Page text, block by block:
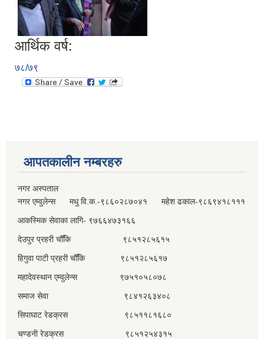
आर्थिक वर्ष:
७८/७९
आपतकालीन नम्बरहरु
नगर अस्पताल
नगर एम्वुलेन्स मधु वि.क.-९८६०२८७०४१ महेश ढकाल-९८६९४१८१११
आकस्मिक सेवाका लागि- ९७६६४७३१६६
देउपुर प्रहरी चौँकि ९८५१२८५६१५
हिगुवा पाटी प्रहरी चौँकि ९८५१२८५६१७
महादेवस्थान एम्वुलेन्स ९७५१०५८०७८
समाज सेवा ९८४१२६३४०८
सिपाघाट रेडक्रस ९८५११८१६८०
चण्डनी रेडक्रस ९८५१२५४३१५